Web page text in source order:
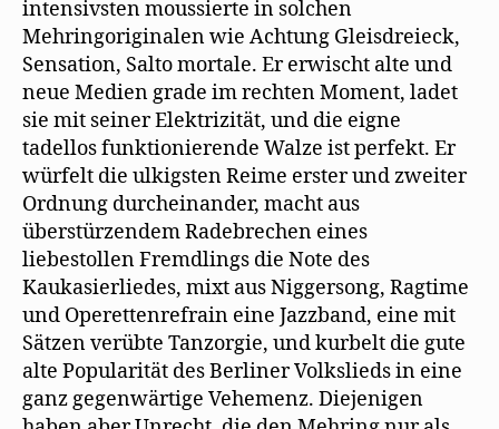
intensivsten moussierte in solchen
Mehringoriginalen wie Achtung Gleisdreieck,
Sensation, Salto mortale. Er erwischt alte und
neue Medien grade im rechten Moment, ladet
sie mit seiner Elektrizität, und die eigne
tadellos funktionierende Walze ist perfekt. Er
würfelt die ulkigsten Reime erster und zweiter
Ordnung durcheinander, macht aus
überstürzendem Radebrechen eines
liebestollen Fremdlings die Note des
Kaukasierliedes, mixt aus Niggersong, Ragtime
und Operettenrefrain eine Jazzband, eine mit
Sätzen verübte Tanzorgie, und kurbelt die gute
alte Popularität des Berliner Volkslieds in eine
ganz gegenwärtige Vehemenz. Diejenigen